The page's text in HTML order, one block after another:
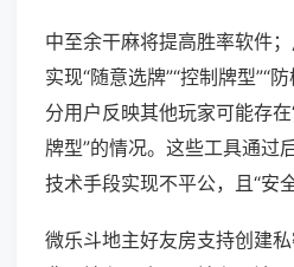
中至余干麻将提高胜率软件
实现“随意选牌”“控制牌型”“
分用户反映其他玩家可能存
牌型”的情况。这些工具通过
技术手段实现不平公，且“安全
微乐斗地主好友房支持创建